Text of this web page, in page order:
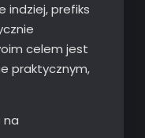
indziej, prefiks
celem jest
praktycznym,
na